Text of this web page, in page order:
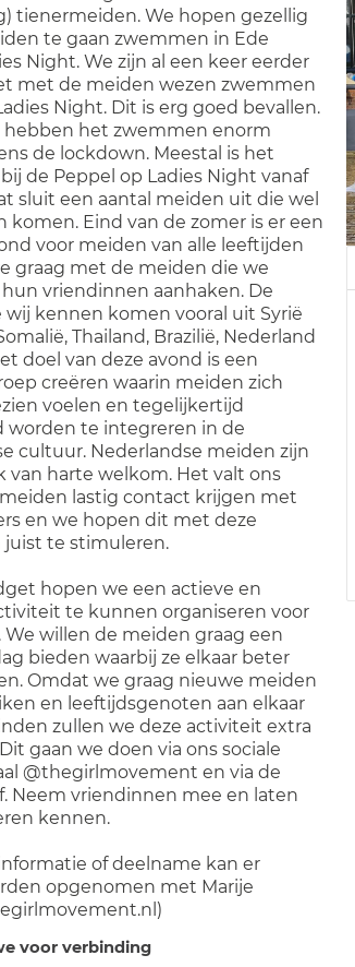
tienermeiden. We hopen gezellig
te gaan zwemmen in Ede
Night. We zijn al een keer eerder
met de meiden wezen zwemmen
Night. Dit is erg goed bevallen.
hebben het zwemmen enorm
de lockdown. Meestal is het
de Peppel op Ladies Night vanaf
sluit een aantal meiden uit die wel
komen. Eind van de zomer is er een
voor meiden van alle leeftijden
graag met de meiden die we
vriendinnen aanhaken. De
wij kennen komen vooral uit Syrië
Thailand, Brazilië, Nederland
doel van deze avond is een
creëren waarin meiden zich
voelen en tegelijkertijd
worden te integreren in de
cultuur. Nederlandse meiden zijn
van harte welkom. Het valt ons
lastig contact krijgen met
en we hopen dit met deze
te stimuleren.
hopen we een actieve en
te kunnen organiseren voor
willen de meiden graag een
bieden waarbij ze elkaar beter
Omdat we graag nieuwe meiden
en leeftijdsgenoten aan elkaar
zullen we deze activiteit extra
gaan we doen via ons sociale
@thegirlmovement en via de
Neem vriendinnen mee en laten
kennen.
of deelname kan er
opgenomen met Marije
voor verbinding